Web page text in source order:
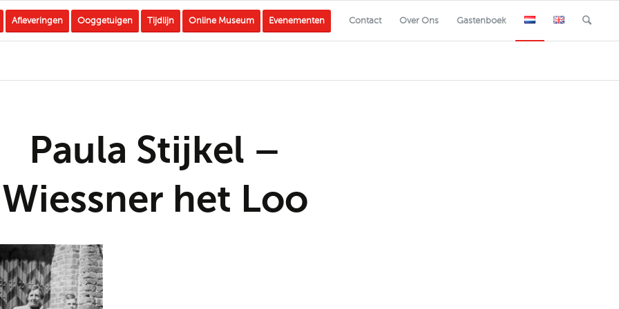
Afleveringen Ooggetuigen Tijdlijn Online Museum Evenementen Contact Over Ons Gastenboek
Paula Stijkel –
Wiessner het Loo